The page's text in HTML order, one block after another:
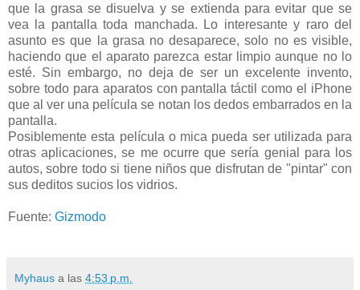
que la grasa se disuelva y se extienda para evitar que se
vea la pantalla toda manchada. Lo interesante y raro del
asunto es que la grasa no desaparece, solo no es visible,
haciendo que el aparato parezca estar limpio aunque no lo
esté. Sin embargo, no deja de ser un excelente invento,
sobre todo para aparatos con pantalla táctil como el iPhone
que al ver una película se notan los dedos embarrados en la
pantalla.
Posiblemente esta película o mica pueda ser utilizada para
otras aplicaciones, se me ocurre que sería genial para los
autos, sobre todo si tiene niños que disfrutan de "pintar" con
sus deditos sucios los vidrios.
Fuente: Gizmodo
Myhaus a las 4:53 p.m.